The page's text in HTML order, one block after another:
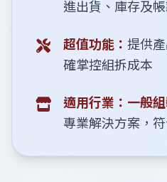
進出貨、庫存及
超值功能： 提供
確掌控組拆成本
適用行業：一般
專業解決方案，